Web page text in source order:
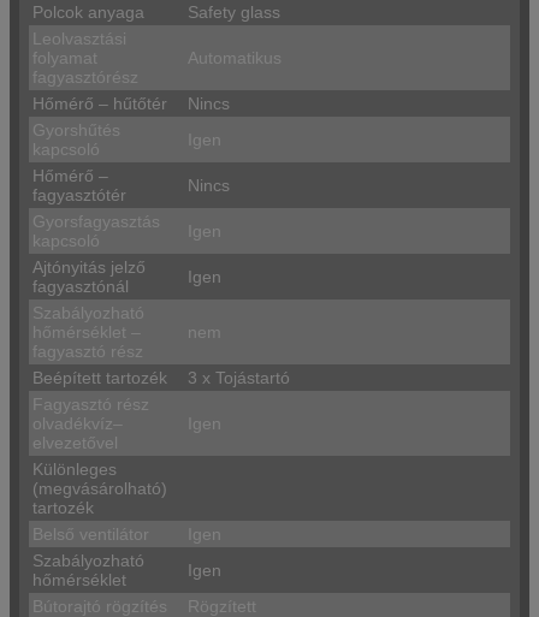
Polcok anyaga
Safety glass
Leolvasztási
folyamat
fagyasztórész
Automatikus
Hőmérő – hűtőtér
Nincs
Gyorshűtés
kapcsoló
Igen
Hőmérő –
fagyasztótér
Nincs
Gyorsfagyasztás
kapcsoló
Igen
Ajtónyitás jelző
fagyasztónál
Igen
Szabályozható
hőmérséklet –
fagyasztó rész
nem
Beépített tartozék
3 x Tojástartó
Fagyasztó rész
olvadékvíz–
elvezetővel
Igen
Különleges
(megvásárolható)
tartozék
Belső ventilátor
Igen
Szabályozható
hőmérséklet
Igen
Bútorajtó rögzítés
Rögzített